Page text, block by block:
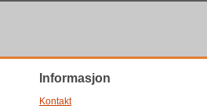
Informasjon
Kontakt